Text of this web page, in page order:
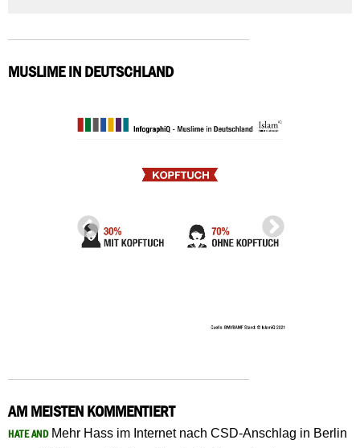
MUSLIME IN DEUTSCHLAND
AM MEISTEN KOMMENTIERT
HATE ANDMehr Hass im Internet nach CSD-Anschlag in Berlin